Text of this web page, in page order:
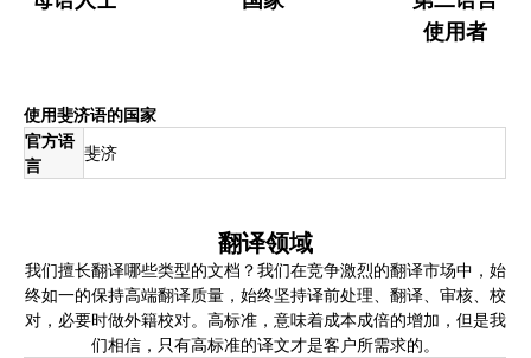
使用者
使用斐济语的国家
官方语
言
斐济
翻译领域
我们擅长翻译哪些类型的文档？我们在竞争激烈的翻译市场中，始
终如一的保持高端翻译质量，始终坚持译前处理、翻译、审核、校
对，必要时做外籍校对。高标准，意味着成本成倍的增加，但是我
们相信，只有高标准的译文才是客户所需求的。